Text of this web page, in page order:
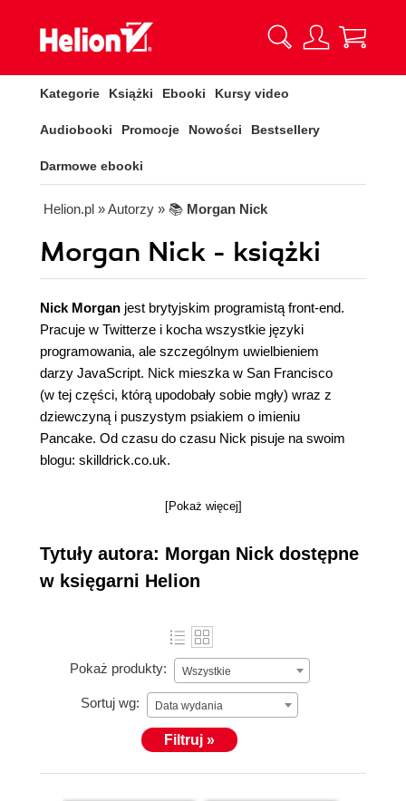
Kategorie Książki Ebooki Kursy video
Audiobooki Promocje Nowości Bestsellery
Darmowe ebooki
Helion.pl » Autorzy » 📚 Morgan Nick
Morgan Nick - książki
Nick Morgan jest brytyjskim programistą front-end.
Pracuje w Twitterze i kocha wszystkie języki
programowania, ale szczególnym uwielbieniem
darzy JavaScript. Nick mieszka w San Francisco
(w tej części, którą upodobały sobie mgły) wraz z
dziewczyną i puszystym psiakiem o imieniu
Pancake. Od czasu do czasu Nick pisuje na swoim
blogu: skilldrick.co.uk.
[Pokaż więcej]
Tytuły autora: Morgan Nick dostępne
w księgarni Helion
Pokaż produkty: Wszystkie
Sortuj wg: Data wydania
Filtruj »